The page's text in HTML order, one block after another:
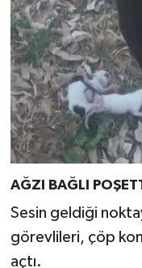
AĞZI BAĞLI
Sesin geldiği
görevlileri, çöp
açtı.